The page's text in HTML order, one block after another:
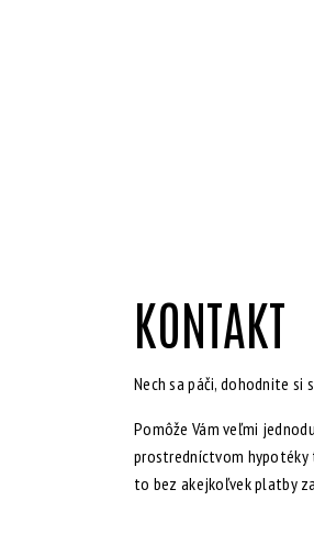
KONTAKT
Nech sa páči, dohodnite
Pomôže Vám veľmi
prostredníctvom hypotéky
to bez akejkoľvek platby